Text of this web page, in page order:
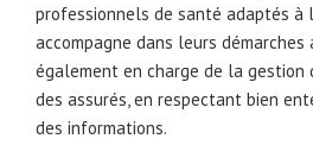
professionnels de santé adaptés à
accompagne dans leurs
également en charge de la gestion
des assurés, en respectant bien
des informations.